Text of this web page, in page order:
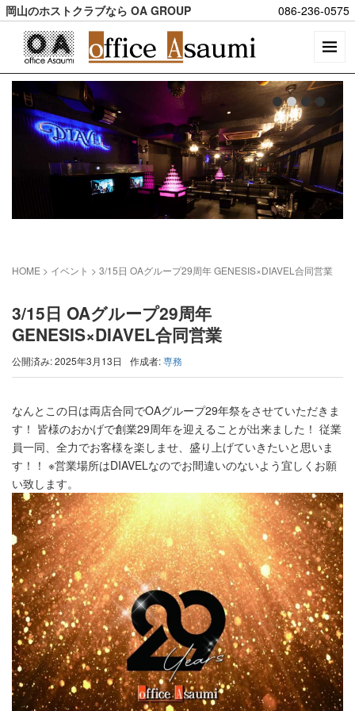
岡山のホストクラブなら OA GROUP 086-236-0575
HOME > イベント > 3/15日 OAグループ29周年 GENESIS×DIAVEL合同営業
3/15日 OAグループ29周年
GENESIS×DIAVEL合同営業
公開済み: 2025年3月13日 作成者:専務
なんとこの日は両店合同でOAグループ29年祭をさせていただきま
す！ 皆様のおかげで創業29周年を迎えることが出来ました！ 従業
員一同、全力でお客様を楽しませ、盛り上げていきたいと思いま
す！！ ※営業場所はDIAVELなのでお間違いのないよう宜しくお願
い致します。